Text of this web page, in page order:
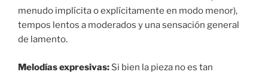
menudo implícita o explícitamente en modo menor),
tempos lentos a moderados y una sensación general
de lamento.
Melodías expresivas: Si bien la pieza no es tan